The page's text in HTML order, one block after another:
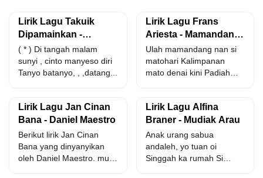
Lirik Lagu Takuik
Dipamainkan -
Anggrek
( * ) Di tangah malam
sunyi , cinto manyeso diri
Tanyo batanyo, , ,datang...
Lirik Lagu Frans
Ariesta - Mamandang
Talampau Tinggi
Ulah mamandang nan si
matohari Kalimpanan
mato denai kini Padiah
Lirik Lagu Jan Cinan
Bana - Daniel Maestro
Berikut lirik Jan Cinan
Bana yang dinyanyikan
oleh Daniel Maestro. mulo
Lirik Lagu Alfina
Braner - Mudiak Arau
Anak urang sabua
andaleh, yo tuan oi
Singgah ka rumah Si